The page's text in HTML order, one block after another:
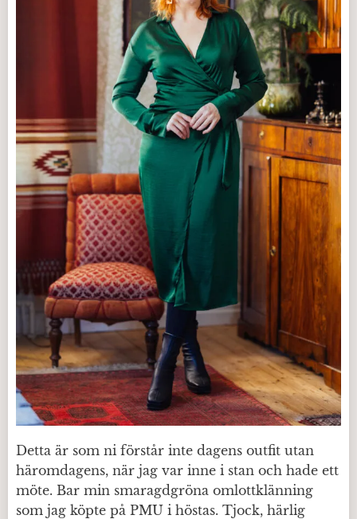
Detta är som ni förstår inte dagens outfit utan
häromdagens, när jag var inne i stan och hade ett
möte. Bar min smaragdgröna omlottklänning
som jag köpte på PMU i höstas. Tjock, härlig